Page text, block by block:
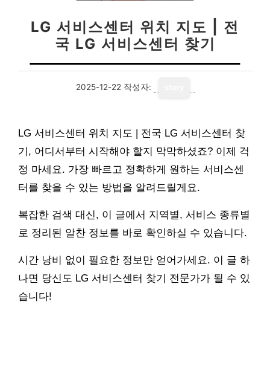
LG 서비스센터 위치 지도 | 전
국 LG 서비스센터 찾기
2025-12-22 작성자:
LG 서비스센터 위치 지도 | 전국 LG 서비스센터 찾
기, 어디서부터 시작해야 할지 막막하셨죠? 이제 걱
정 마세요. 가장 빠르고 정확하게 원하는 서비스센
터를 찾을 수 있는 방법을 알려드릴게요.
복잡한 검색 대신, 이 글에서 지역별, 서비스 종류별
로 정리된 알찬 정보를 바로 확인하실 수 있습니다.
시간 낭비 없이 필요한 정보만 얻어가세요. 이 글 하
나면 당신도 LG 서비스센터 찾기 전문가가 될 수 있
습니다!